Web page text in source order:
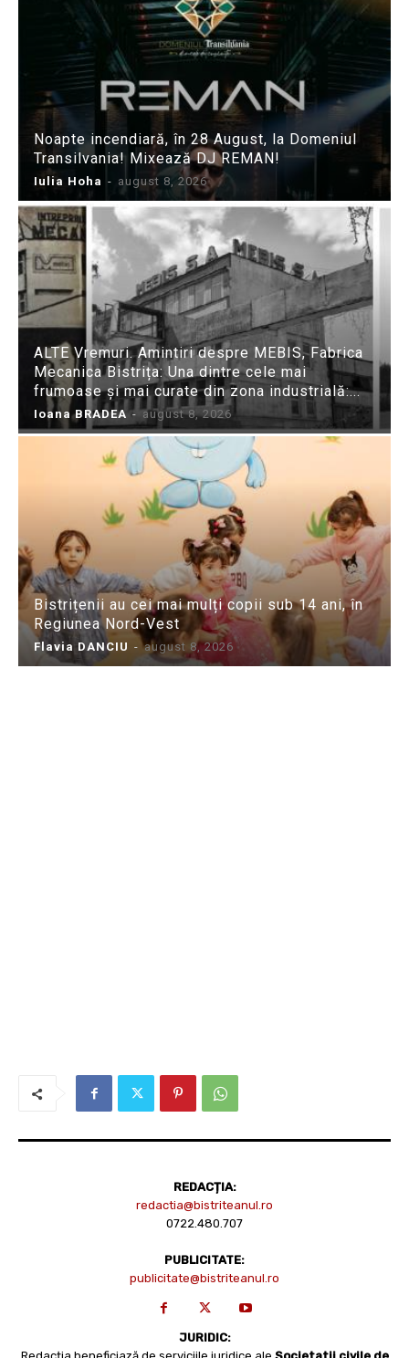
Noapte incendiară, în 28 August, la Domeniul
Transilvania! Mixează DJ REMAN!
Iulia Hoha - august 8, 2026
ALTE Vremuri. Amintiri despre MEBIS, Fabrica
Mecanica Bistrița: Una dintre cele mai
frumoase și mai curate din zona industrială:...
Ioana BRADEA - august 8, 2026
Bistrițenii au cei mai mulți copii sub 14 ani, în
Regiunea Nord-Vest
Flavia DANCIU - august 8, 2026
REDACȚIA:
redactia@bistriteanul.ro
0722.480.707
PUBLICITATE:
publicitate@bistriteanul.ro
JURIDIC: